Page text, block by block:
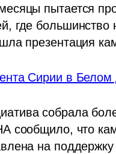
пытается
где большинство
презентация
Сирии в
собрала
сообщило, что
на